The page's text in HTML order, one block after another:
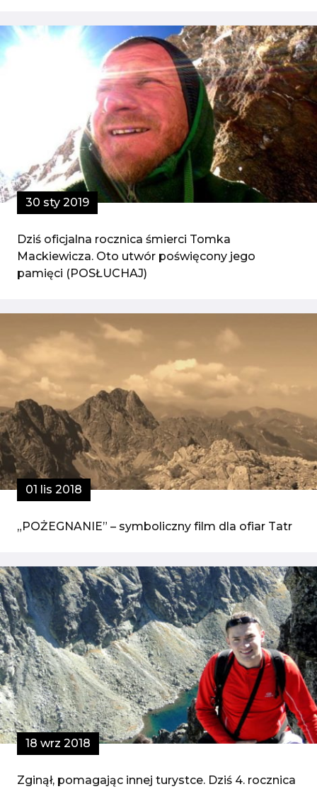
30 sty 2019
Dziś oficjalna rocznica śmierci Tomka
Mackiewicza. Oto utwór poświęcony jego
pamięci (POSŁUCHAJ)
01 lis 2018
„POŻEGNANIE” – symboliczny film dla ofiar Tatr
18 wrz 2018
Zginął, pomagając innej turystce. Dziś 4. rocznica